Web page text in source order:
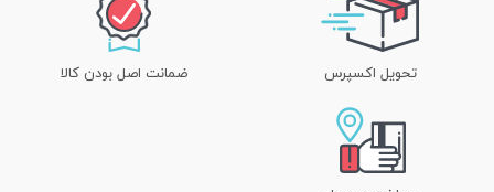
تحویل اکسپرس ضمانت اصل بودن کالا